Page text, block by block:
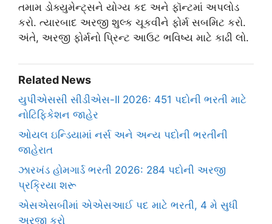
તમામ ડોક્યુમેન્ટ્સને યોગ્ય કદ અને ફૉન્ટમાં અપલોડ
કરો. ત્યારબાદ અરજી શુલ્ક ચૂકવીને ફોર્મ સબમિટ કરો.
અંતે, અરજી ફોર્મનો પ્રિન્ટ આઉટ ભવિષ્ય માટે કાઢી લો.
Related News
યુપીએસસી સીડીએસ-II 2026: 451 પદોની ભરતી માટે
નોટિફિકેશન જાહેર
ઓયલ ઇન્ડિયામાં નર્સ અને અન્ય પદોની ભરતીની
જાહેરાત
ઝારખંડ હોમગાર્ડ ભરતી 2026: 284 પદોની અરજી
પ્રક્રિયા શરૂ
એસએસબીમાં એએસઆઈ પદ માટે ભરતી, 4 મે સુધી
અરજી કરો